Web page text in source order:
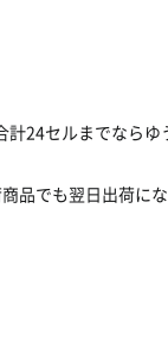
計24セルまでならゆ
品でも翌日出荷に